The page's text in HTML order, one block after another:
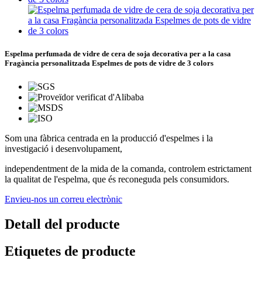
Espelma perfumada de vidre de cera de soja decorativa per a la casa
Fragància personalitzada Espelmes de pots de vidre de 3 colors
Som una fàbrica centrada en la producció d'espelmes i la
investigació i desenvolupament,
independentment de la mida de la comanda, controlem estrictament
la qualitat de l'espelma, que és reconeguda pels consumidors.
Envieu-nos un correu electrònic
Detall del producte
Etiquetes de producte